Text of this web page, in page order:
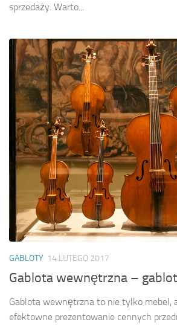
sprzedaży. Warto...
GABLOTY 14 LUTEGO 2017
Gablota wewnętrzna –
Gablota wewnętrzna to nie tylko mebel,
efektowne prezentowanie cennych